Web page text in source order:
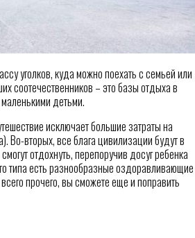
уголков, куда можно поехать с семьей или
соотечественников – это базы отдыха в
детьми.
исключает большие затраты на
Во-вторых, все блага цивилизации будут в
отдохнуть, перепоручив досуг ребенка
типа есть разнообразные оздоравливающие
прочего, вы сможете еще и поправить